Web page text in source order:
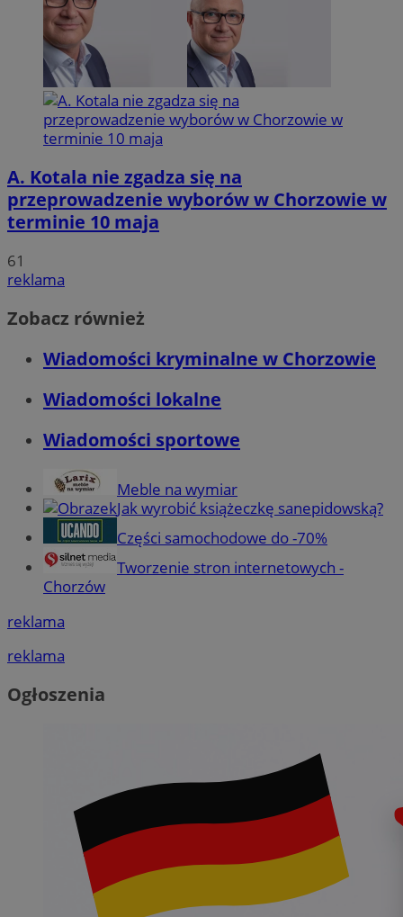
A. Kotala nie zgadza się na
przeprowadzenie wyborów w Chorzowie w
terminie 10 maja
61
reklama
Zobacz również
Wiadomości kryminalne w Chorzowie
Wiadomości lokalne
Wiadomości sportowe
Meble na wymiar
Jak wyrobić książeczkę sanepidowską?
Części samochodowe do -70%
Tworzenie stron internetowych -
Chorzów
reklama
reklama
Ogłoszenia